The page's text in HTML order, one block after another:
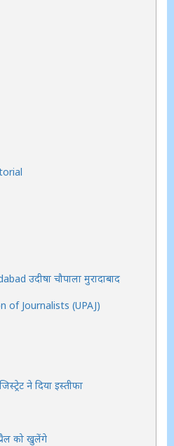
उदीषा चौपाला मुरादाबाद
of Journalists (UPAJ)
ने दिया इस्तीफा
को खुलेंगे